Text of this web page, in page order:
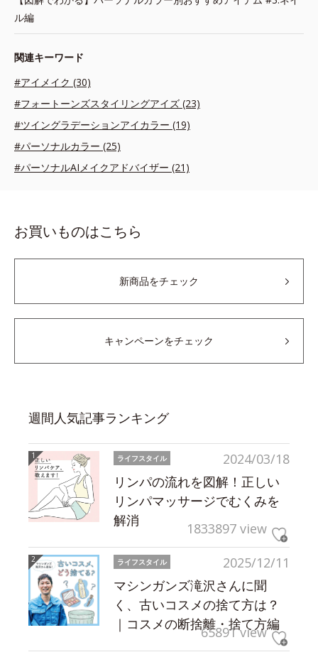
ル編
関連キーワード
#アイメイク (30)
#フォートーンズスタイリングアイズ (23)
#ツイングラデーションアイカラー (19)
#パーソナルカラー (25)
#パーソナルAIメイクアドバイザー (21)
お買いものはこちら
新商品をチェック
キャンペーンをチェック
週間人気記事ランキング
2024/03/18
ライフスタイル
リンパの流れを図解！正しい
リンパマッサージでむくみを
解消
1833897 view
2025/12/11
ライフスタイル
マシンガンズ滝沢さんに聞
く、古いコスメの捨て方は？
｜コスメの断捨離・捨て方編
65891 view